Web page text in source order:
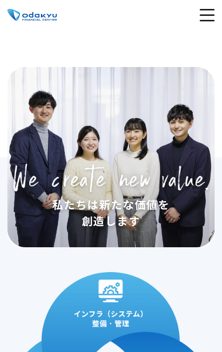
私たちは新たな価値を
創造します